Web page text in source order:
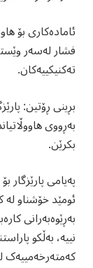
ئامادەکاری بۆ
فشار لەسەر
تەکنیکییەکان.
بڕینی ڕۆتین:
بەڕووی
بکرێن.
پەیامی پارێزگار
ئومێد خۆشناو لە
بەڕێوەبەرانی
نییە، بەڵکو
کەمتەرخەمییەک